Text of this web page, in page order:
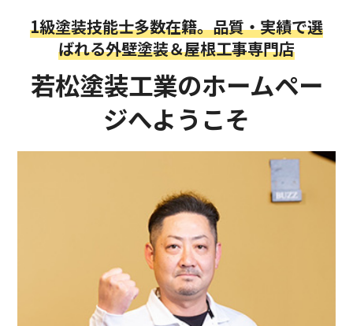
1級塗装技能士多数在籍。品質・実績で選
ばれる外壁塗装＆屋根工事専門店
若松塗装工業のホームペー
ジへようこそ